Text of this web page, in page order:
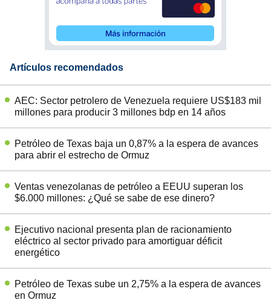
Artículos recomendados
AEC: Sector petrolero de Venezuela requiere US$183 mil
millones para producir 3 millones bdp en 14 años
Petróleo de Texas baja un 0,87% a la espera de avances
para abrir el estrecho de Ormuz
Ventas venezolanas de petróleo a EEUU superan los
$6.000 millones: ¿Qué se sabe de ese dinero?
Ejecutivo nacional presenta plan de racionamiento
eléctrico al sector privado para amortiguar déficit
energético
Petróleo de Texas sube un 2,75% a la espera de avances
en Ormuz